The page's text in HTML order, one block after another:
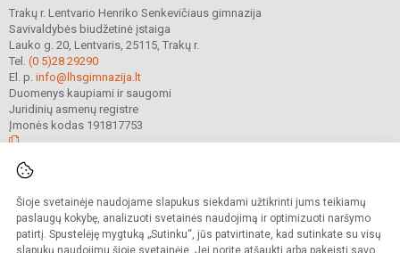
Šioje svetainėje naudojame slapukus siekdami užtikrinti jums teikiamų
paslaugų kokybę, analizuoti svetainės naudojimą ir optimizuoti naršymo
patirtį. Spustelėję mygtuką „Sutinku“, jūs patvirtinate, kad sutinkate su visų
slapukų naudojimu šioje svetainėje. Jei norite atšaukti arba pakeisti savo
Trakų r. Lentvario Henriko Senkevičiaus gimnazija
Savivaldybės biudžetinė įstaiga
Lauko g. 20, Lentvaris, 25115, Trakų r.
Tel. (0 5)28 29290
El. p. info@lhsgimnazija.lt
Duomenys kaupiami ir saugomi
Juridinių asmenų registre
Įmonės kodas 191817753
saugomos.
Kopijuoti turinį be raštiško gimnazijos sutikimo griežtai draudžiama.
Prieinamumo paraiška Slapukų valdymas